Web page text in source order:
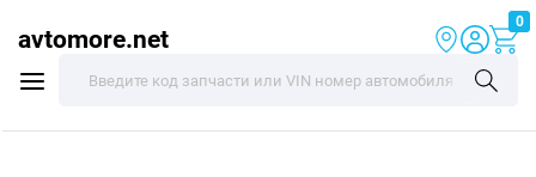
avtomore.net
0